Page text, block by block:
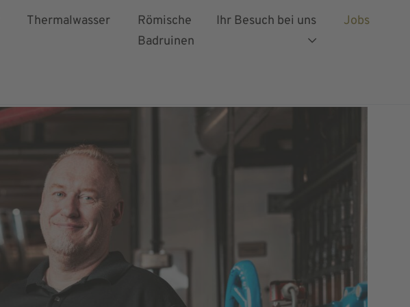
Thermalwasser
Römische
Badruinen
Ihr Besuch bei uns Jobs